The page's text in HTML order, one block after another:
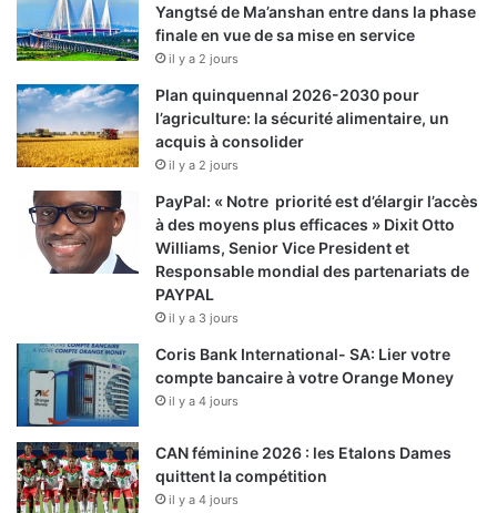
Yangtsé de Ma’anshan entre dans la phase
finale en vue de sa mise en service
il y a 2 jours
Plan quinquennal 2026-2030 pour
l’agriculture: la sécurité alimentaire, un
acquis à consolider
il y a 2 jours
PayPal: « Notre priorité est d’élargir l’accès
à des moyens plus efficaces » Dixit Otto
Williams, Senior Vice President et
Responsable mondial des partenariats de
PAYPAL
il y a 3 jours
Coris Bank International- SA: Lier votre
compte bancaire à votre Orange Money
il y a 4 jours
CAN féminine 2026 : les Etalons Dames
quittent la compétition
il y a 4 jours